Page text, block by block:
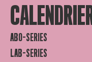
ABO-SERIES
LAB-SERIES